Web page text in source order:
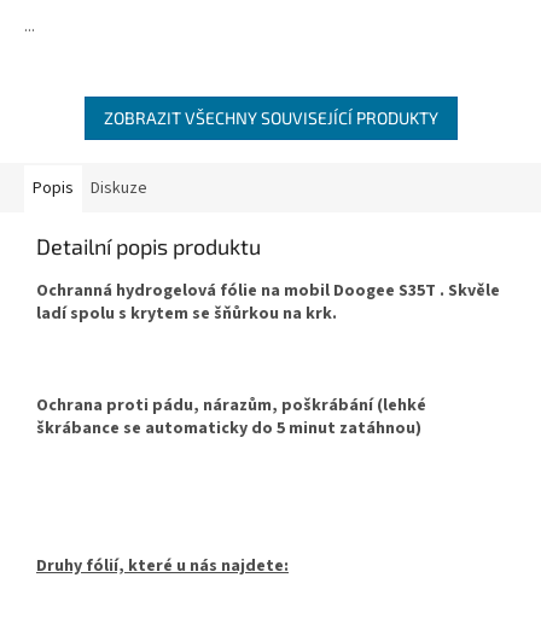
z...
ZOBRAZIT VŠECHNY SOUVISEJÍCÍ PRODUKTY
Popis Diskuze
Detailní popis produktu
Ochranná hydrogelová fólie na mobil Doogee S35T . Skvěle
ladí spolu s krytem se šňůrkou na krk.
Ochrana proti pádu, nárazům, poškrábání (lehké
škrábance se automaticky do 5 minut zatáhnou)
Druhy fólií, které u nás najdete: